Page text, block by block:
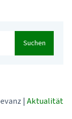
Suchen
| Aktualität